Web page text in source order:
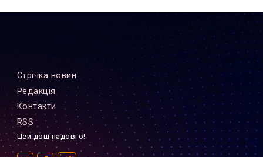
Стрiчка новин
Редакцiя
Контакти
RSS
Цей дощ надовго!